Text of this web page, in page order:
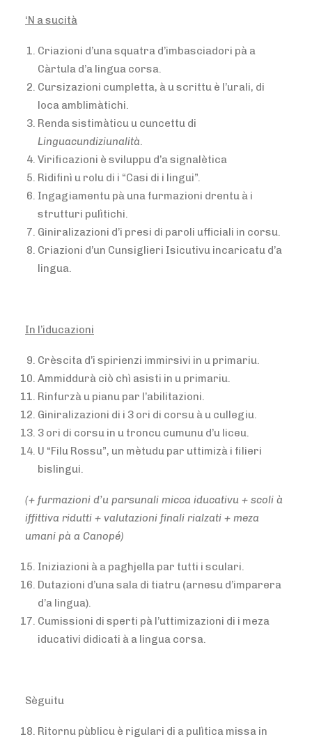
‘N a sucità
Criazioni d’una squatra d’imbasciadori pà a
Càrtula d’a lingua corsa.
Cursizazioni cumpletta, à u scrittu è l’urali, di
loca amblimàtichi.
Renda sistimàticu u cuncettu di
Linguacundiziunalità.
Virificazioni è sviluppu d’a signalètica
Ridifinì u rolu di i “Casi di i lingui”.
Ingagiamentu pà una furmazioni drentu à i
strutturi pulìtichi.
Giniralizazioni d’i presi di paroli ufficiali in corsu.
Criazioni d’un Cunsiglieri Isicutivu incaricatu d’a
lingua.
In l’iducazioni
Crèscita d’i spirienzi immirsivi in u primariu.
Ammiddurà ciò chì asisti in u primariu.
Rinfurzà u pianu par l’abilitazioni.
Giniralizazioni di i 3 ori di corsu à u cullegiu.
3 ori di corsu in u troncu cumunu d’u liceu.
U “Filu Rossu”, un mètudu par uttimizà i filieri
bislingui.
(+ furmazioni d’u parsunali micca iducativu + scoli à
iffittiva ridutti + valutazioni finali rialzati + meza
umani pà a Canopé)
Iniziazioni à a paghjella par tutti i sculari.
Dutazioni d’una sala di tiatru (arnesu d’imparera
d’a lingua).
Cumissioni di sperti pà l’uttimizazioni di i meza
iducativi didicati à a lingua corsa.
Sèguitu
Ritornu pùblicu è rigulari di a pulìtica missa in